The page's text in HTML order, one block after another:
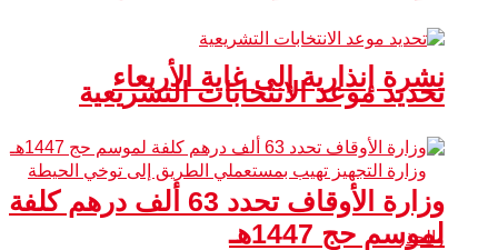
نشرة إنذارية إلى غاية الأربعاء
تحديد موعد الانتخابات التشريعية
وزارة الأوقاف تحدد 63 ألف درهم كلفة
لموسم حج 1447هـ